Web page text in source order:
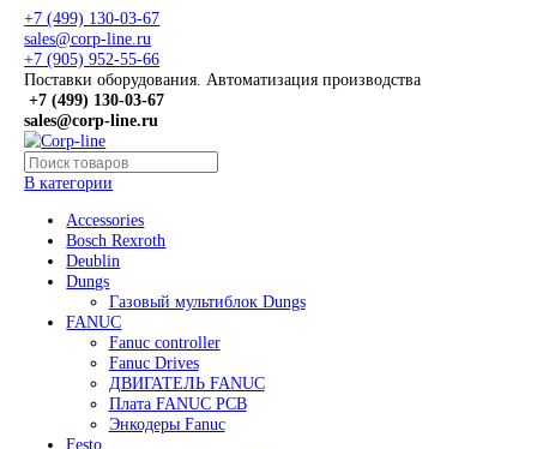
+7 (499) 130-03-67
sales@corp-line.ru
+7 (905) 952-55-66
Поставки оборудования. Автоматизация производства
+7 (499)130-03-67
sales@corp-line.ru
Accessories
Bosch Rexroth
Deublin
Dungs
Газовый мультиблок Dungs
FANUC
Fanuc controller
Fanuc Drives
ДВИГАТЕЛЬ FANUC